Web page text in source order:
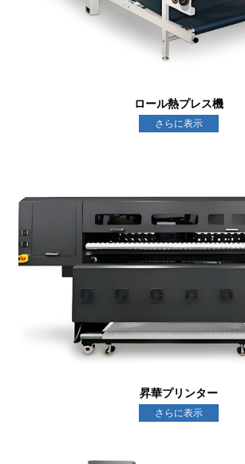
ロール熱プレス機
さらに表示
昇華プリンター
さらに表示